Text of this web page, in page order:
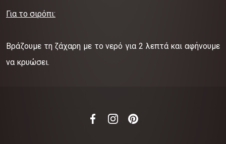
Για το σιρόπι:
Βράζουμε τη ζάχαρη με το νερό για 2 λεπτά και αφήνουμε
να κρυώσει.